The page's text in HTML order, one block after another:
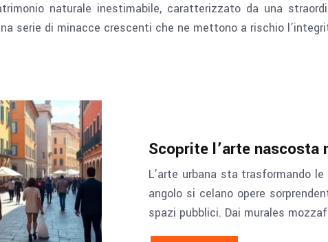
naturale inestimabile, caratterizzato da una
serie di minacce crescenti che ne mettono a rischio
Scoprite l’arte
L’arte urbana sta trasformando
angolo si celano opere
spazi pubblici. Dai murales